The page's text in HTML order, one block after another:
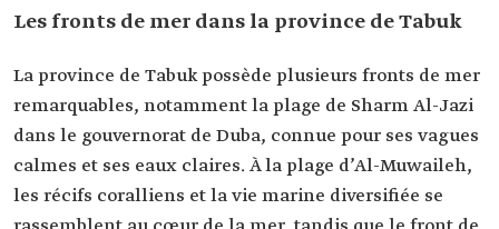
Les fronts de mer dans la province de Tabuk
La province de Tabuk possède plusieurs fronts de mer
remarquables, notamment la plage de Sharm Al-Jazi
dans le gouvernorat de Duba, connue pour ses vagues
calmes et ses eaux claires. À la plage d’Al-Muwaileh,
les récifs coralliens et la vie marine diversifiée se